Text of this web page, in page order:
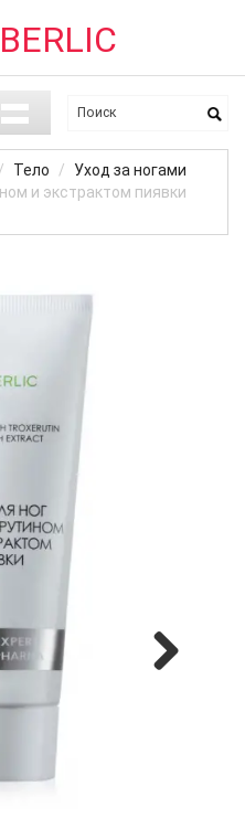
Тело
Уход за ногами
и экстрактом пиявки